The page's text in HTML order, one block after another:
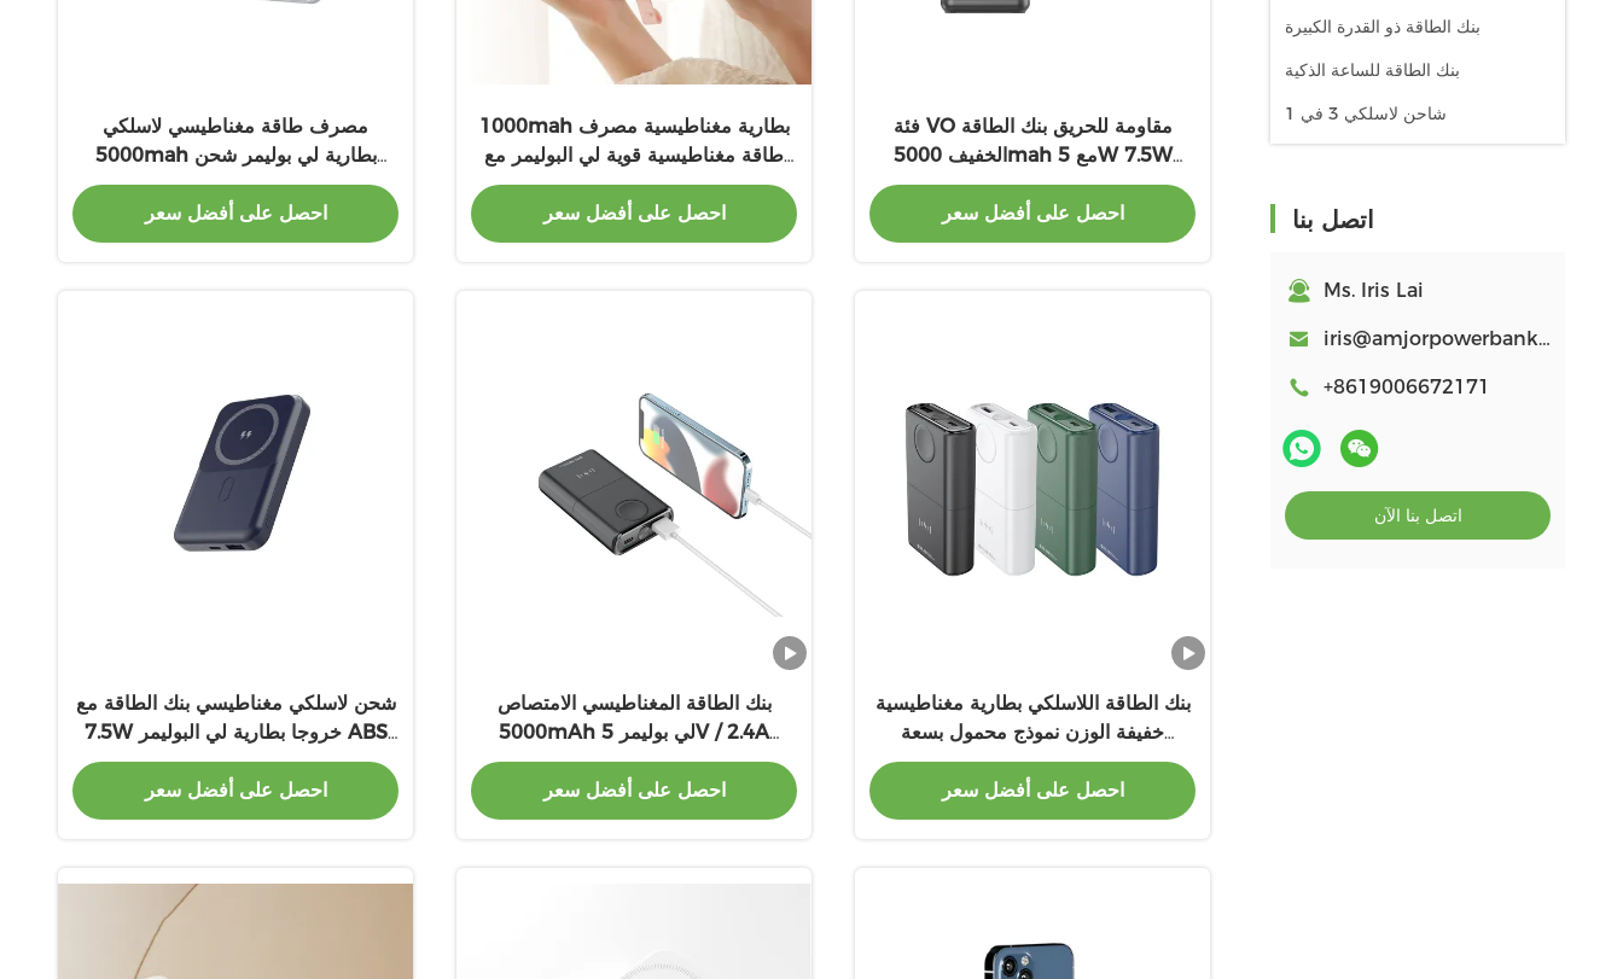
بنك الطاقة ذو القدرة الكبيرة
بنك الطاقة للساعة الذكية
شاحن لاسلكي 3 في 1
اتصل بنا
Ms. Iris Lai
iris@amjorpowerbank.com
+8619006672171
اتصل بنا الآن
مصرف طاقة مغناطيسي لاسلكي
5000mah بطارية لي بوليمر شحن
12V-1.67A خروجا مضاد للحريق ABS
PC
احصل على أفضل سعر
1000mah بطارية مغناطيسية مصرف
طاقة مغناطيسية قوية لي البوليمر مع
الخروج والشحن اللاسلكي مع الوقوف
احصل على أفضل سعر
فئة VO مقاومة للحريق بنك الطاقة
الخفيف 5000mah مع 5W 7.5W
الخروج اللاسلكي
احصل على أفضل سعر
شحن لاسلكي مغناطيسي بنك الطاقة مع
7.5W خروجا بطارية لي البوليمر ABS
PC مقاوم للحريق
احصل على أفضل سعر
بنك الطاقة المغناطيسي الامتصاص
5000mAh لي بوليمر 5V / 2.4A
الشحن مع حماية الشحن الزائد
احصل على أفضل سعر
بنك الطاقة اللاسلكي بطارية مغناطيسية
خفيفة الوزن نموذج محمول بسعة
10000mAh
احصل على أفضل سعر